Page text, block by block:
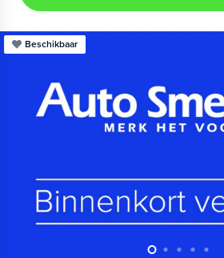
Beschikbaar